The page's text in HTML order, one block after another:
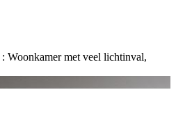
Woonkamer met veel lichtinval,